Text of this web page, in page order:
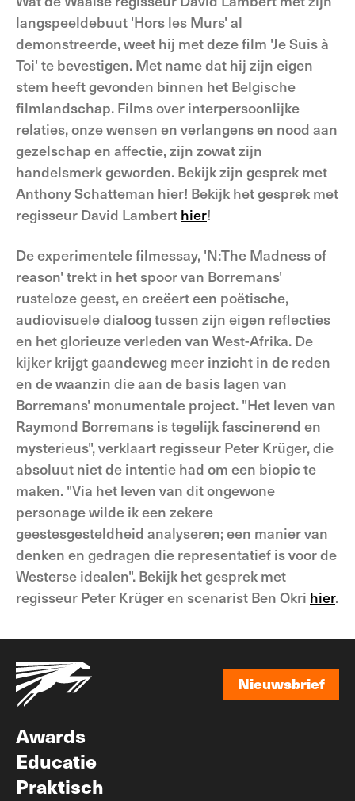
langspeeldebuut 'Hors les Murs' al
demonstreerde, weet hij met deze film 'Je Suis à
Toi' te bevestigen. Met name dat hij zijn eigen
stem heeft gevonden binnen het Belgische
filmlandschap. Films over interpersoonlijke
relaties, onze wensen en verlangens en nood aan
gezelschap en affectie, zijn zowat zijn
handelsmerk geworden. Bekijk zijn gesprek met
Anthony Schatteman hier! Bekijk het gesprek met
regisseur David Lambert hier!
De experimentele filmessay, 'N:The Madness of
reason' trekt in het spoor van Borremans'
rusteloze geest, en creëert een poëtische,
audiovisuele dialoog tussen zijn eigen reflecties
en het glorieuze verleden van West-Afrika. De
kijker krijgt gaandeweg meer inzicht in de reden
en de waanzin die aan de basis lagen van
Borremans' monumentale project. "Het leven van
Raymond Borremans is tegelijk fascinerend en
mysterieus", verklaart regisseur Peter Krüger, die
absoluut niet de intentie had om een biopic te
maken. "Via het leven van dit ongewone
personage wilde ik een zekere
geestesgesteldheid analyseren; een manier van
denken en gedragen die representatief is voor de
Westerse idealen". Bekijk het gesprek met
regisseur Peter Krüger en scenarist Ben Okri hier.
Nieuwsbrief
Awards
Educatie
Praktisch